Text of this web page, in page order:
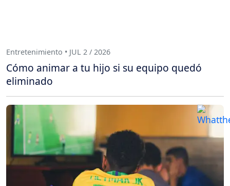
Entretenimiento • JUL 2 / 2026
Cómo animar a tu hijo si su equipo quedó
eliminado